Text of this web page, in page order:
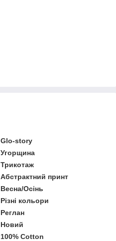
Glo-story
Угорщина
Трикотаж
Абстрактний принт
Весна/Осінь
Різні кольори
Реглан
Новий
100% Cotton